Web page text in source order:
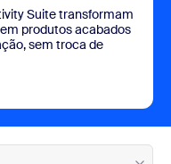
Suite transformam
produtos acabados
sem troca de